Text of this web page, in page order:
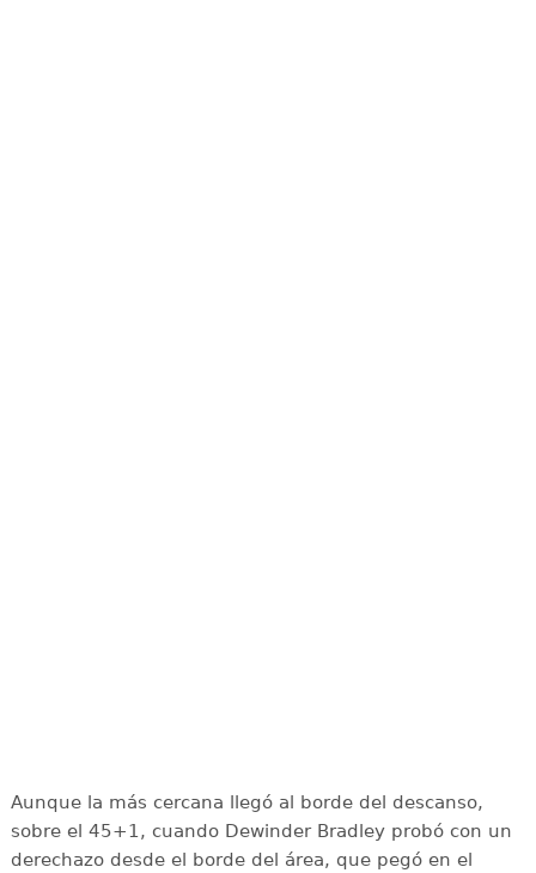
Aunque la más cercana llegó al borde del descanso,
sobre el 45+1, cuando Dewinder Bradley probó con un
derechazo desde el borde del área, que pegó en el